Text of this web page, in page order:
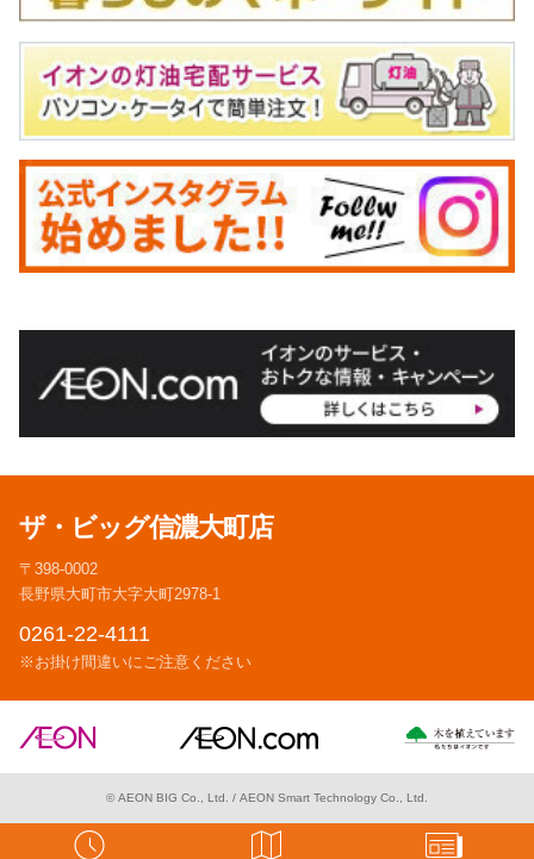
ザ・ビッグ信濃大町店
〒398-0002
長野県大町市大字大町2978-1
0261-22-4111
※お掛け間違いにご注意ください
© AEON BIG Co., Ltd. / AEON Smart Technology Co., Ltd.